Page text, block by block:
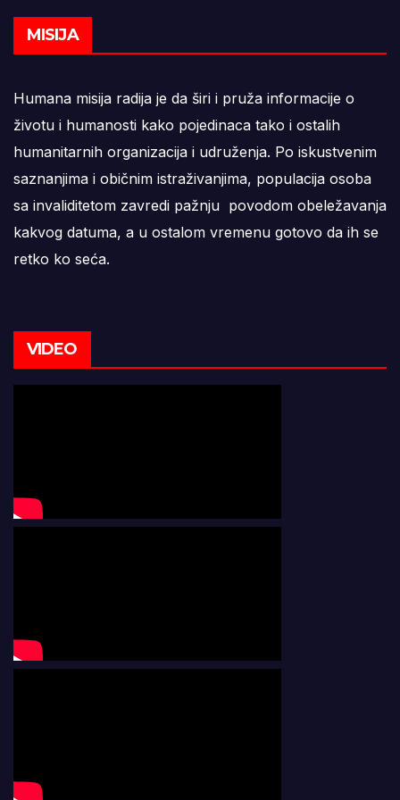
MISIJA
Humana misija radija je da širi i pruža informacije o
životu i humanosti kako pojedinaca tako i ostalih
humanitarnih organizacija i udruženja. Po iskustvenim
saznanjima i običnim istraživanjima, populacija osoba
sa invaliditetom zavredi pažnju povodom obeležavanja
kakvog datuma, a u ostalom vremenu gotovo da ih se
retko ko seća.
VIDEO